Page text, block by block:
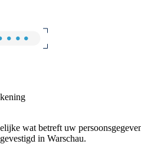
wat betreft uw
in Warschau.